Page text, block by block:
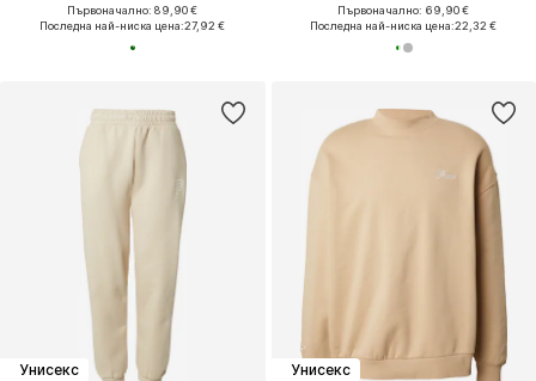
Първоначално: 89,90 €
Последна най-ниска цена:27,92 €
Първоначално: 69,90 €
Последна най-ниска цена:22,32 €
Унисекс
Унисекс